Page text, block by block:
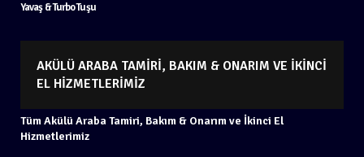
Yavaş & Turbo Tuşu
AKÜLÜ ARABA TAMIRI, BAKIM & ONARIM VE İKINCI
EL HIZMETLERIMIZ
Tüm Akülü Araba Tamiri, Bakım & Onarım ve İkinci El
Hizmetlerimiz